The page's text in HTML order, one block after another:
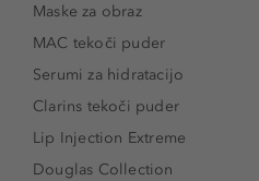
Maske za obraz
MAC tekoči puder
Serumi za hidratacijo
Clarins tekoči puder
Lip Injection Extreme
Douglas Collection